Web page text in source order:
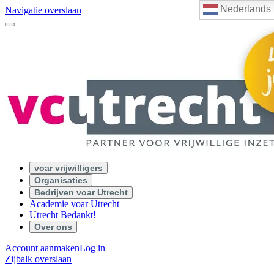
Nederlands
Navigatie overslaan
voar vrijwilligers
Organisaties
Bedrijven voar Utrecht
Academie voar Utrecht
Utrecht Bedankt!
Over ons
Account aanmakenLog in
Zijbalk overslaan